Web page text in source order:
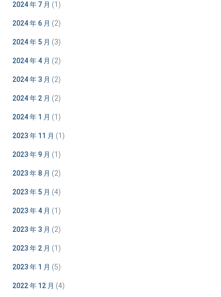
2024 年 7 月 (1)
2024 年 6 月 (2)
2024 年 5 月 (3)
2024 年 4 月 (2)
2024 年 3 月 (2)
2024 年 2 月 (2)
2024 年 1 月 (1)
2023 年 11 月 (1)
2023 年 9 月 (1)
2023 年 8 月 (2)
2023 年 5 月 (4)
2023 年 4 月 (1)
2023 年 3 月 (2)
2023 年 2 月 (1)
2023 年 1 月 (5)
2022 年 12 月 (4)